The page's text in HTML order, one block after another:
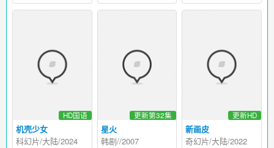
机壳少女
HD国语
科幻片/大陆/2024
星火
更新第32集
韩剧//2007
新画皮
更新HD
奇幻片/大陆/2022